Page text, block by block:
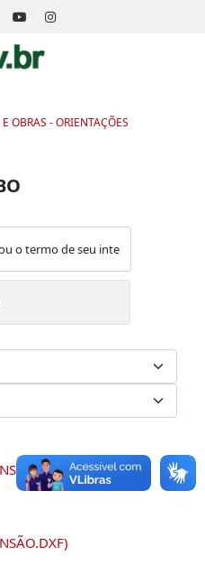
E OBRAS - ORIENTAÇÕES